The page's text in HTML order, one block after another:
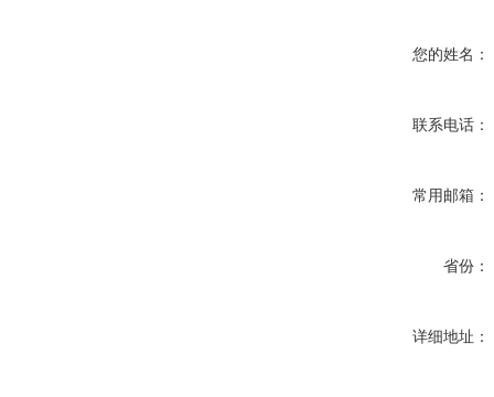
您的姓名：
联系电话：
常用邮箱：
省份：
详细地址：